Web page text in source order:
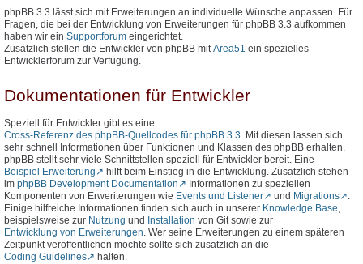
phpBB 3.3 lässt sich mit Erweiterungen an individuelle Wünsche anpassen. Für
Fragen, die bei der Entwicklung von Erweiterungen für phpBB 3.3 aufkommen
haben wir ein Supportforum eingerichtet.
Zusätzlich stellen die Entwickler von phpBB mit Area51 ein spezielles
Entwicklerforum zur Verfügung.
Dokumentationen für Entwickler
Speziell für Entwickler gibt es eine
Cross-Referenz des phpBB-Quellcodes für phpBB 3.3. Mit diesen lassen sich
sehr schnell Informationen über Funktionen und Klassen des phpBB erhalten.
phpBB stellt sehr viele Schnittstellen speziell für Entwickler bereit. Eine
Beispiel Erweiterung
hilft beim Einstieg in die Entwicklung. Zusätzlich stehen
im phpBB Development Documentation
Informationen zu speziellen
Komponenten von Erweriterungen wie Events und Listener und Migrations
.
Einige hilfreiche Informationen finden sich auch in unserer Knowledge Base,
beispielsweise zur Nutzung und Installation von Git sowie zur
Entwicklung von Erweiterungen. Wer seine Erweiterungen zu einem späteren
Zeitpunkt veröffentlichen möchte sollte sich zusätzlich an die
Coding Guidelines
halten.